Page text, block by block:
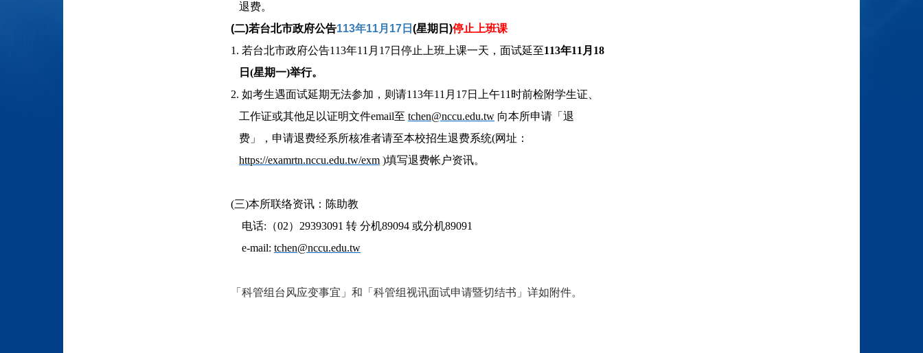
退费。
(二)若台北市政府公告113年11月17日 (星期日)停止上班课
1. 若台北市政府公告113年11月17日停止上班上课一天，面试延至113年11月18
日(星期一)举行。
2. 如考生遇面试延期无法参加，则请113年11月17日上午11时前检附学生证、
工作证或其他足以证明文件email至 tchen@nccu.edu.tw 向本所申请「退
费」，申请退费经系所核准者请至本校招生退费系统(网址：
https://examrtn.nccu.edu.tw/exm )填写退费帐户资讯。
(三)本所联络资讯：陈助教
电话:（02）29393091 转 分机89094 或分机89091
e-mail: tchen@nccu.edu.tw
「科管组台风应变事宜」和「科管组视讯面试申请暨切结书」详如附件。